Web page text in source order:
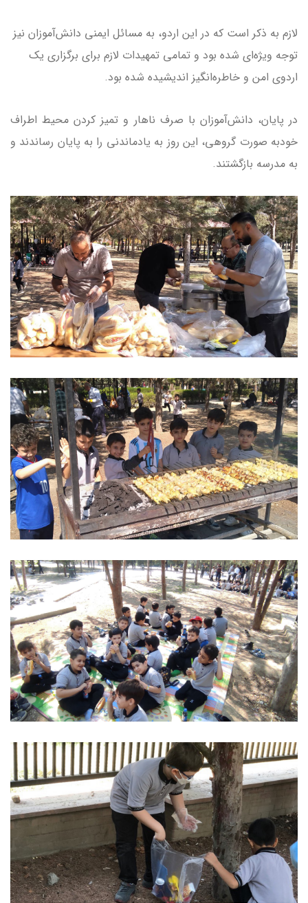
لازم به ذکر است که در این اردو، به مسائل ایمنی دانش‌آموزان نیز
توجه ویژه‌ای شده بود و تمامی تمهیدات لازم برای برگزاری یک
اردوی امن و خاطره‌انگیز اندیشیده شده بود.
در پایان، دانش‌آموزان با صرف ناهار و تمیز کردن محیط اطراف
خودبه صورت گروهی، این روز به یادماندنی را به پایان رساندند و
به مدرسه بازگشتند.